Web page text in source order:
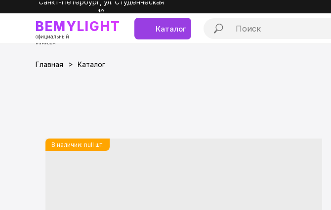
официальный
партнер
Каталог
BEMYLIGHT
Санкт-Петербург, ул. Студенческая
10
Каталог
Главная >